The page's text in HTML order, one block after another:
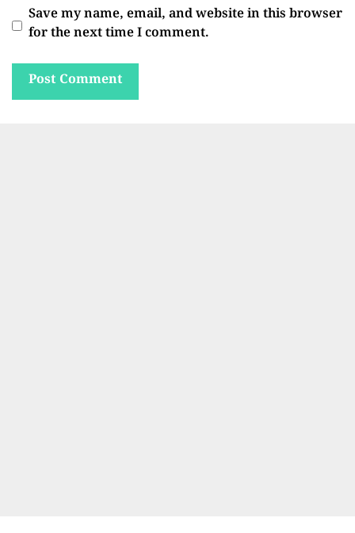
Save my name, email, and website in this browser
for the next time I comment.